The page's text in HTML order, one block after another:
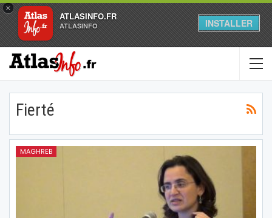
×
ATLASINFO.FR
ATLASINFO INSTALLER
Fierté
MAGHREB